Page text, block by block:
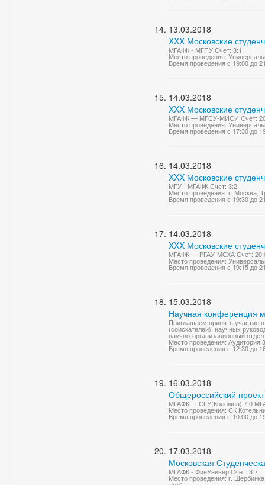
13.03.2018
XXX Московские
МГАФК - МГПУ Счет: 3:1
Место проведения:
Время проведения с 19:00 до
14.03.2018
XXX Московские
МГАФК — МГСУ-МИСИ Счет:
Место проведения:
Время проведения с 17:30 до
14.03.2018
XXX Московские
МГУ - МГАФК Счет: 3:2
Место проведения: г. Москва,
Время проведения с 19:30 до
14.03.2018
XXX Московские
МГАФК — РГАУ-МСХА Счет:
Место проведения:
Время проведения с 19:15 до
15.03.2018
Научная конференция
Приглашаем принять участие
(соискателей), научных
научно-организационный
Место проведения: Аудитория
Время проведения с 12:30 до
16.03.2018
Общероссийский
МГАФК - ГСГУ(Коломна) 7:0
Место проведения: CК
Время проведения с 10:00 до
17.03.2018
Московская
МГАФК - ФинУнивер Счет: 3:7
Место проведения: г.